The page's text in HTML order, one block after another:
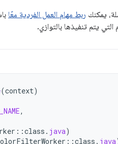
يمكنك ربط مهام العمل الفردية معًا
يتم تنفيذها بالتوازي.
(context)
,
::class . java)
::class . java